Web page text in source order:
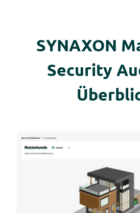
SYNAXON
Security